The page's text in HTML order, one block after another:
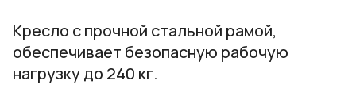
Кресло с прочной стальной рамой,
обеспечивает безопасную рабочую
нагрузку до 240 кг.